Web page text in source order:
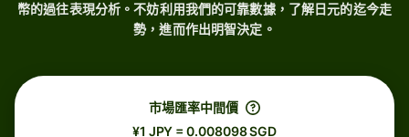
幣的過往表現分析。不妨利用我們的可靠數據，了解日元的迄今走
勢，進而作出明智決定。
市場匯率中間價
¥1 JPY = 0.008098 SGD